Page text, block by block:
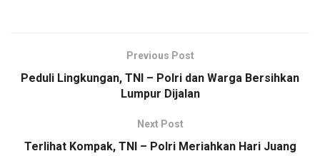
o
s
A
p
Li
n
k
e
Previous Post
Peduli Lingkungan, TNI – Polri dan Warga Bersihkan
Lumpur Dijalan
Next Post
Terlihat Kompak, TNI – Polri Meriahkan Hari Juang